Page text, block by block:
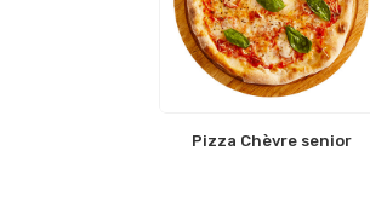
Pizza Chèvre senior